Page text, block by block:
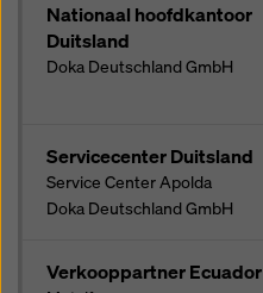
Nationaal hoofdkantoor
Duitsland
Doka Deutschland GmbH
Servicecenter Duitsland
Service Center Apolda
Doka Deutschland GmbH
Verkooppartner Ecuador